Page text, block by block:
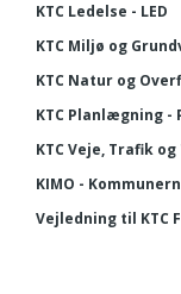
KTC Ledelse - LED
KTC Miljø og
KTC Natur og
KTC Planlægning -
KTC Veje, Trafik
KIMO -
Vejledning til KTC